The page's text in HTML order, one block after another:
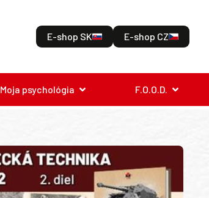
E-shop SK E-shop CZ
Moja psychológia F.O.O.D.